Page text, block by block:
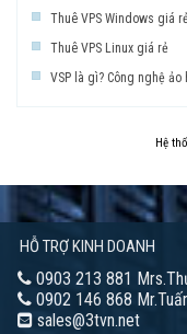
Thuê VPS Windows giá
Thuê VPS Linux giá rẻ
VSP là gì? Công nghệ ảo
Hệ
HỖ TRỢ KINH DOANH
0903 213 881
0902 146 868
sales@3tvn.net